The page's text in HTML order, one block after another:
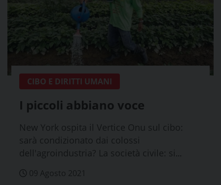
CIBO E DIRITTI UMANI
I piccoli abbiano voce
New York ospita il Vertice Onu sul cibo:
sarà condizionato dai colossi
dell'agroindustria? La società civile: si
09 Agosto 2021